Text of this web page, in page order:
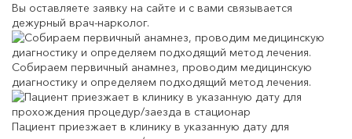
Вы оставляете заявку на сайте и с вами связывается
дежурный врач-нарколог.
Собираем первичный анамнез, проводим медицинскую
диагностику и определяем подходящий метод лечения.
Пациент приезжает в клинику в указанную дату для